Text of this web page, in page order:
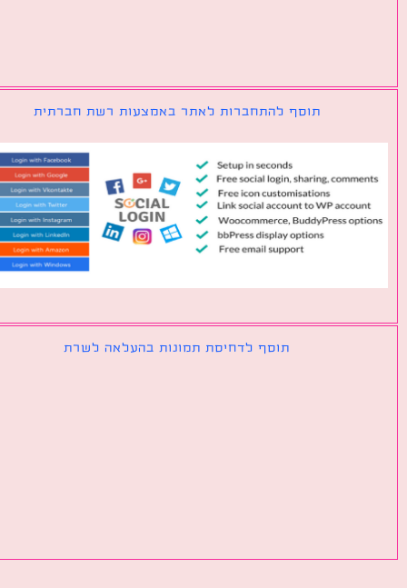
תוסף להתחברות לאתר באמצעות רשת חברתית
תוסף לדחיסת תמונות בהעלאה לשרת